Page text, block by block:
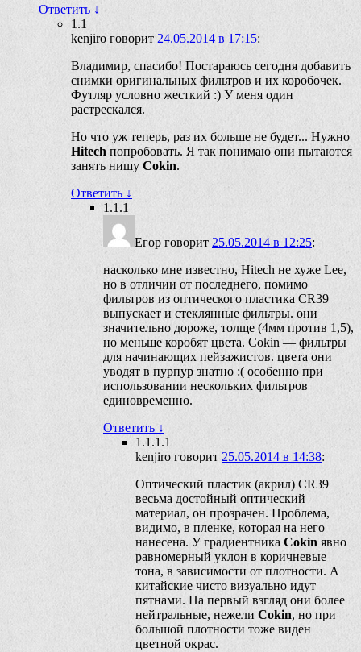
Ответить ↓
1.1
kenjiro говорит 24.05.2014 в 17:15:
Владимир, спасибо! Постараюсь сегодня добавить
снимки оригинальных фильтров и их коробочек.
Футляр условно жесткий :) У меня один
растрескался.
Но что уж теперь, раз их больше не будет... Нужно
Hitech попробовать. Я так понимаю они пытаются
занять нишу Cokin.
Ответить ↓
1.1.1
Егор говорит 25.05.2014 в 12:25:
насколько мне известно, Hitech не хуже Lee,
но в отличии от последнего, помимо
фильтров из оптического пластика CR39
выпускает и стеклянные фильтры. они
значительно дороже, толще (4мм против 1,5),
но меньше коробят цвета. Cokin — фильтры
для начинающих пейзажистов. цвета они
уводят в пурпур знатно :( особенно при
использовании нескольких фильтров
единовременно.
Ответить ↓
1.1.1.1
kenjiro говорит 25.05.2014 в 14:38:
Оптический пластик (акрил) CR39
весьма достойный оптический
материал, он прозрачен. Проблема,
видимо, в пленке, которая на него
нанесена. У градиентника Cokin явно
равномерный уклон в коричневые
тона, в зависимости от плотности. А
китайские чисто визуально идут
пятнами. На первый взгляд они более
нейтральные, нежели Cokin, но при
большой плотности тоже виден
цветной окрас.